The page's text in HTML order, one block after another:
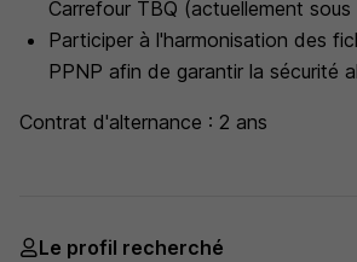
Carrefour TBQ (actuellement sous
Participer à l'harmonisation des
PPNP afin de garantir la sécurité
Contrat d'alternance : 2 ans
Le profil recherché